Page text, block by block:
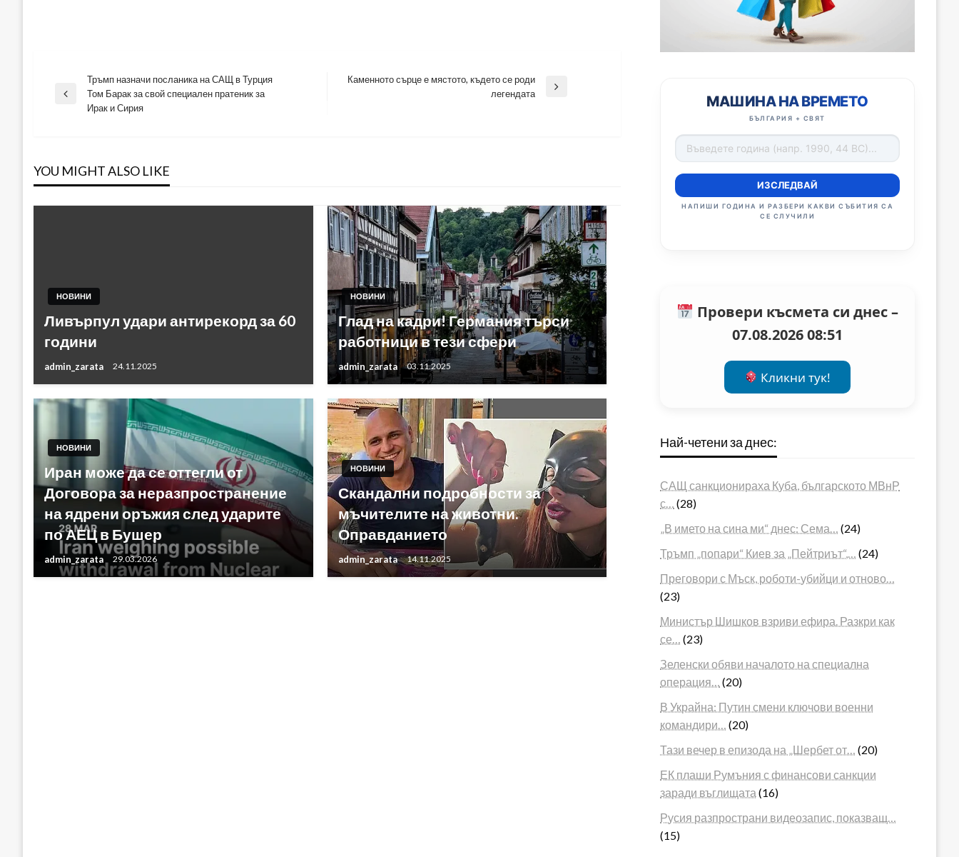
Навигация
Previous
Тръмп назначи посланика на САЩ в Турция
Том Барак за свой специален пратеник за
Ирак и Сирия
Каменното сърце е мястото, където се роди
легендата
YOU MIGHT ALSO LIKE
НОВИНИ
Ливърпул удари антирекорд за 60
години
admin_zarata 24.11.2025
НОВИНИ
Глад на кадри! Германия търси
работници в тези сфери
admin_zarata 03.11.2025
НОВИНИ
Иран може да се оттегли от
Договора за неразпространение
на ядрени оръжия след ударите
по АЕЦ в Бушер
admin_zarata 29.03.2026
НОВИНИ
Скандални подробности за
мъчителите на животни.
Оправданието
admin_zarata 14.11.2025
МАШИНА НА ВРЕМЕТО
БЪЛГАРИЯ + СВЯТ
ИЗСЛЕДВАЙ
НАПИШИ ГОДИНА И РАЗБЕРИ КАКВИ СЪБИТИЯ СА
СЕ СЛУЧИЛИ
Провери късмета си днес –
07.08.2026 08:51
Кликни тук!
Най-четени за днес:
САЩ санкционираха Куба, българското МВнР
с…
(28)
„В името на сина ми“ днес: Сема…
(24)
Тръмп „попари“ Киев за „Пейтриът“,…
(24)
Преговори с Мъск, роботи-убийци и отново…
(23)
Министър Шишков взриви ефира. Разкри как
се…
(23)
Зеленски обяви началото на специална
операция…
(20)
В Украйна: Путин смени ключови военни
командири…
(20)
Тази вечер в епизода на „Шербет от…
(20)
ЕК плаши Румъния с финансови санкции
заради въглищата (16)
Русия разпространи видеозапис, показващ…
(15)